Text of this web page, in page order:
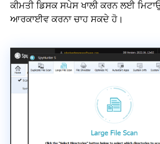
ਕੀਮਤੀ ਡਿਸਕ ਸਪੇਸ ਖਾਲੀ ਕਰਨ ਲਈ
ਆਰਕਾਈਵ ਕਰਨਾ ਚਾਹ ਸਕਦੇ ਹੋ।